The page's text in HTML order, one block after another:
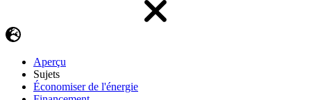
Aperçu
Sujets
Économiser de l'énergie